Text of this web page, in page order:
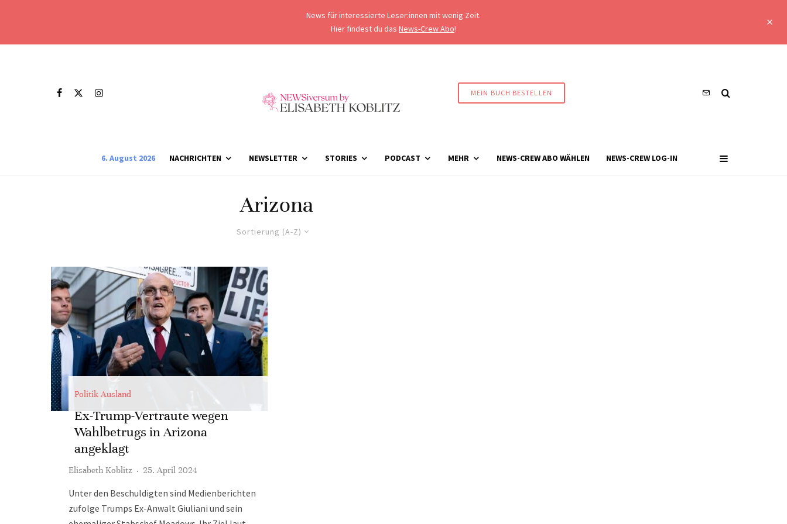
News für interessierte Leser:innen mit wenig Zeit.
Hier findest du das News-Crew Abo!
MEIN BUCH BESTELLEN
6. August 2026 NACHRICHTEN NEWSLETTER STORIES PODCAST MEHR NEWS-CREW ABO WÄHLEN NEWS-CREW LOG-IN
Arizona
Sortierung (A-Z)
Politik Ausland
Ex-Trump-Vertraute wegen
Wahlbetrugs in Arizona
angeklagt
Elisabeth Koblitz · 25. April 2024
Unter den Beschuldigten sind Medienberichten
zufolge Trumps Ex-Anwalt Giuliani und sein